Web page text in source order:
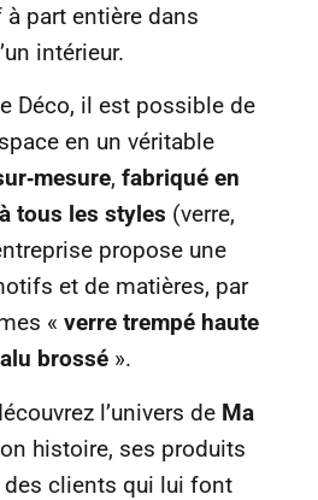
part entière dans
intérieur.
Déco, il est possible de
en un véritable
, fabriqué en
tous les styles (verre,
propose une
et de matières, par
« verre trempé haute
alu brossé ».
l’univers de Ma
histoire, ses produits
des clients qui lui font